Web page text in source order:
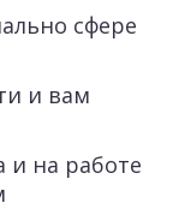
сфере
и вам
и на работе